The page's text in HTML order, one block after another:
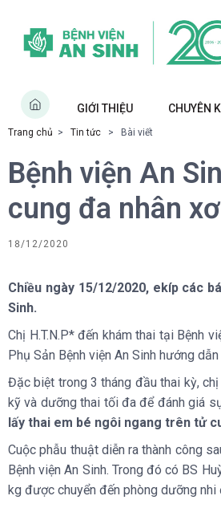
GIỚI THIỆU CHUYÊN
Trang chủ > Tin tức > Bài viết
Bệnh viện An
cung đa nhân
18/12/2020
Chiều ngày 15/12/2020, ekíp các
Sinh.
Chị H.T.N.P* đến khám thai tại Bệnh
Phụ Sản Bệnh viện An Sinh hướng
Đặc biệt trong 3 tháng đầu thai kỳ,
kỹ và dưỡng thai tối đa để đánh giá
lấy thai em bé ngôi ngang trên tử
Cuộc phẫu thuật diễn ra thành công
Bệnh viện An Sinh. Trong đó có BS
kg được chuyển đến phòng dưỡng